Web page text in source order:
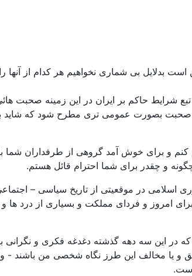
بی شماری نخواهیم هر کدام از آنها را
شرایط حاکم بر ایران در این زمینه صحبت
و این صحبت بصورت عمومی تری مطرح شود که
کنم و برای خوش آمد گروهی از طرفداران شما
و چقدر برای شما احترام قائل هستم.
در موقعیتی از تاریخ سیاسی – اجتماعی
امروز و فردای مملکت و بسیاری از درد ها و
در این سه دهه گذشته دغدغه فکری و نگرانی
و یا مخالف این طرز نگاه شخصی من باشند -